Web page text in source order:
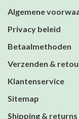
Algemene
Privacy beleid
Betaalmethoden
Verzenden &
Klantenservice
Sitemap
Shipping & returns